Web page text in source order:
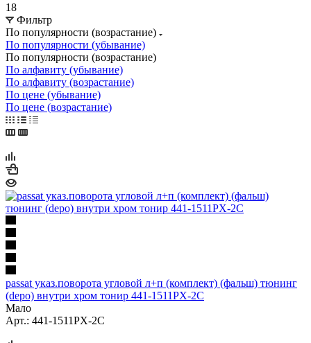
18
Фильтр
По популярности (возрастание)
По популярности (убывание)
По популярности (возрастание)
По алфавиту (убывание)
По алфавиту (возрастание)
По цене (убывание)
По цене (возрастание)
passat указ.поворота угловой л+п (комплект) (фальш) тюнинг
(depo) внутри хром тонир 441-1511PX-2C
Мало
Арт.: 441-1511PX-2C